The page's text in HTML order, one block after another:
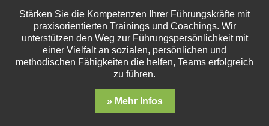
Stärken Sie die Kompetenzen Ihrer Führungskräfte mit
praxisorientierten Trainings und Coachings. Wir
unterstützen den Weg zur Führungspersönlichkeit mit
einer Vielfalt an sozialen, persönlichen und
methodischen Fähigkeiten die helfen, Teams erfolgreich
zu führen.
» Mehr Infos